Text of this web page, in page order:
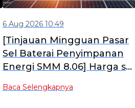
6 Aug 2026 10:49
[Tinjauan Mingguan Pasar
Sel Baterai Penyimpanan
Energi SMM 8.06] Harga sel
energi tetap stabil, dengan
Baca Selengkapnya